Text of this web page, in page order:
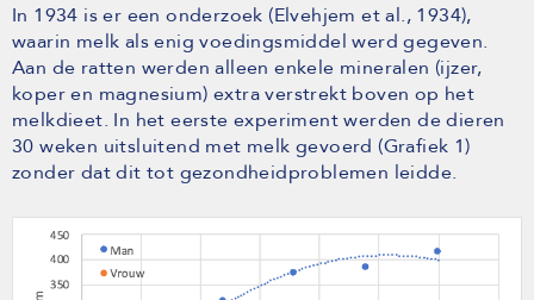
In 1934 is er een onderzoek (Elvehjem et al., 1934),
waarin melk als enig voedingsmiddel werd gegeven.
Aan de ratten werden alleen enkele mineralen (ijzer,
koper en magnesium) extra verstrekt boven op het
melkdieet. In het eerste experiment werden de dieren
30 weken uitsluitend met melk gevoerd (Grafiek 1)
zonder dat dit tot gezondheidproblemen leidde.